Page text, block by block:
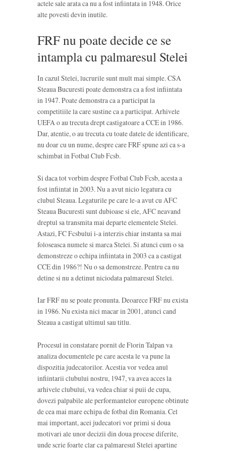
actele sale arata ca nu a fost infiintata in 1948. Orice
alte povesti devin inutile.
FRF nu poate decide ce se
intampla cu palmaresul Stelei
In cazul Stelei, lucrurile sunt mult mai simple. CSA
Steaua Bucuresti poate demonstra ca a fost infiintata
in 1947. Poate demonstra ca a participat la
competitiile la care sustine ca a participat. Arhivele
UEFA o au trecuta drept castigatoare a CCE in 1986.
Dar, atentie, o au trecuta cu toate datele de identificare,
nu doar cu un nume, despre care FRF spune azi ca s-a
schimbat in Fotbal Club Fcsb.
Si daca tot vorbim despre Fotbal Club Fcsb, acesta a
fost infiintat in 2003. Nu a avut nicio legatura cu
clubul Steaua. Legaturile pe care le-a avut cu AFC
Steaua Bucuresti sunt dubioase si ele, AFC neavand
dreptul sa transmita mai departe elementele Stelei.
Astazi, FC Fcsbului i-a interzis chiar instanta sa mai
foloseasca numele si marca Stelei. Si atunci cum o sa
demonstreze o echipa infiintata in 2003 ca a castigat
CCE din 1986?! Nu o sa demonstreze. Pentru ca nu
detine si nu a detinut niciodata palmaresul Stelei.
Iar FRF nu se poate pronunta. Deoarece FRF nu exista
in 1986. Nu exista nici macar in 2001, atunci cand
Steaua a castigat ultimul sau titlu.
Procesul in constatare pornit de Florin Talpan va
analiza documentele pe care acesta le va pune la
dispozitia judecatorilor. Acestia vor vedea anul
infiintarii clubului nostru, 1947, va avea acces la
arhivele clubului, va vedea chiar si puii de cupa,
dovezi palpabile ale performantelor europene obtinute
de cea mai mare echipa de fotbal din Romania. Cel
mai important, acei judecatori vor primi si doua
motivari ale unor decizii din doua procese diferite,
unde scrie foarte clar ca palmaresul Stelei apartine